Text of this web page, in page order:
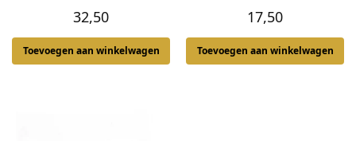
32,50
Toevoegen aan winkelwagen
17,50
Toevoegen aan winkelwagen